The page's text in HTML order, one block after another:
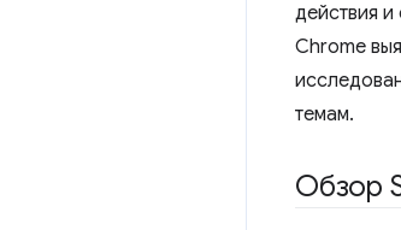
действия
Chrome
темам.
Обзор